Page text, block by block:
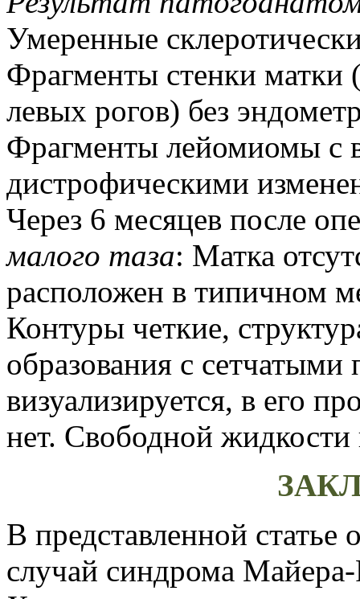
Умеренные
Фрагменты стенки
левых рогов) без
Фрагменты лейомиомы с
дистрофическими
Через 6 месяцев после
малого таза: Матка
расположен в типичном
Контуры четкие,
образования с
визуализируется, в его
нет. Свободной жидкости
В представленной
случай синдрома